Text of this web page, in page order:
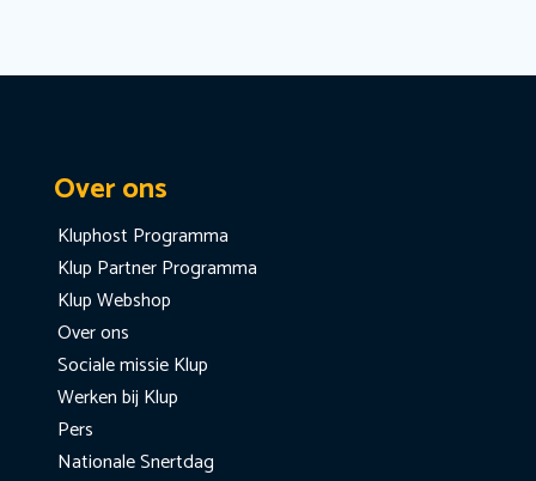
Over ons
Kluphost Programma
Klup Partner Programma
Klup Webshop
Over ons
Sociale missie Klup
Werken bij Klup
Pers
Nationale Snertdag